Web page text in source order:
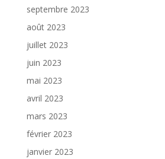
septembre 2023
août 2023
juillet 2023
juin 2023
mai 2023
avril 2023
mars 2023
février 2023
janvier 2023